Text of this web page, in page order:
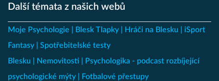
Další témata z našich webů
Moje Psychologie Blesk Tlapky Hráči na Blesku
iSport
Fantasy
Spotřebitelské testy
Blesku
Nemovitosti
Psychologika - podcast rozbíjející
psychologické mýty
Fotbalové přestupy